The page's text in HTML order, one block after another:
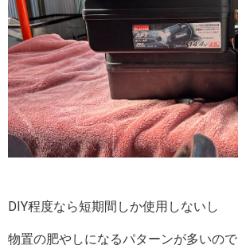
DIY程度なら短期間しか使用しないし
物置の肥やしになるパターンが多いので